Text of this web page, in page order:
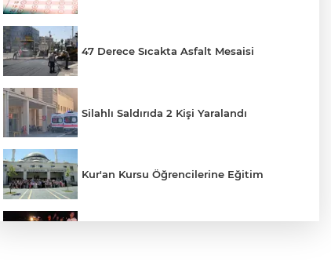
47 Derece Sıcakta Asfalt Mesaisi
Silahlı Saldırıda 2 Kişi Yaralandı
Kur'an Kursu Öğrencilerine Eğitim